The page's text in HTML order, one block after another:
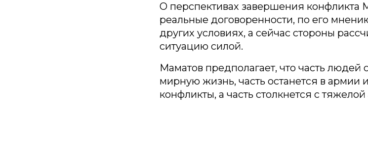
О перспективах завершения конфликта
реальные договоренности, по его
других условиях, а сейчас стороны
ситуацию силой.
Маматов предполагает, что часть людей
мирную жизнь, часть останется в армии
конфликты, а часть столкнется с